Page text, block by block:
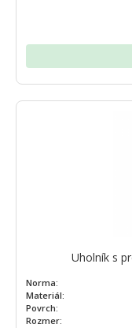
Uholník s
Norma:
Materiál:
Povrch:
Rozmer: